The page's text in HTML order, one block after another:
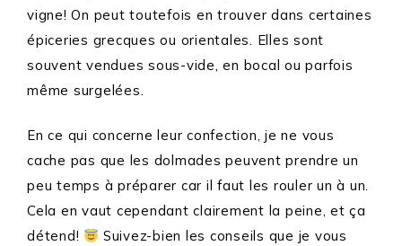
vigne! On peut toutefois en trouver dans certaines
épiceries grecques ou orientales. Elles sont
souvent vendues sous-vide, en bocal ou parfois
même surgelées.
En ce qui concerne leur confection, je ne vous
cache pas que les dolmades peuvent prendre un
peu temps à préparer car il faut les rouler un à un.
Cela en vaut cependant clairement la peine, et ça
détend!
Suivez-bien les conseils que je vous